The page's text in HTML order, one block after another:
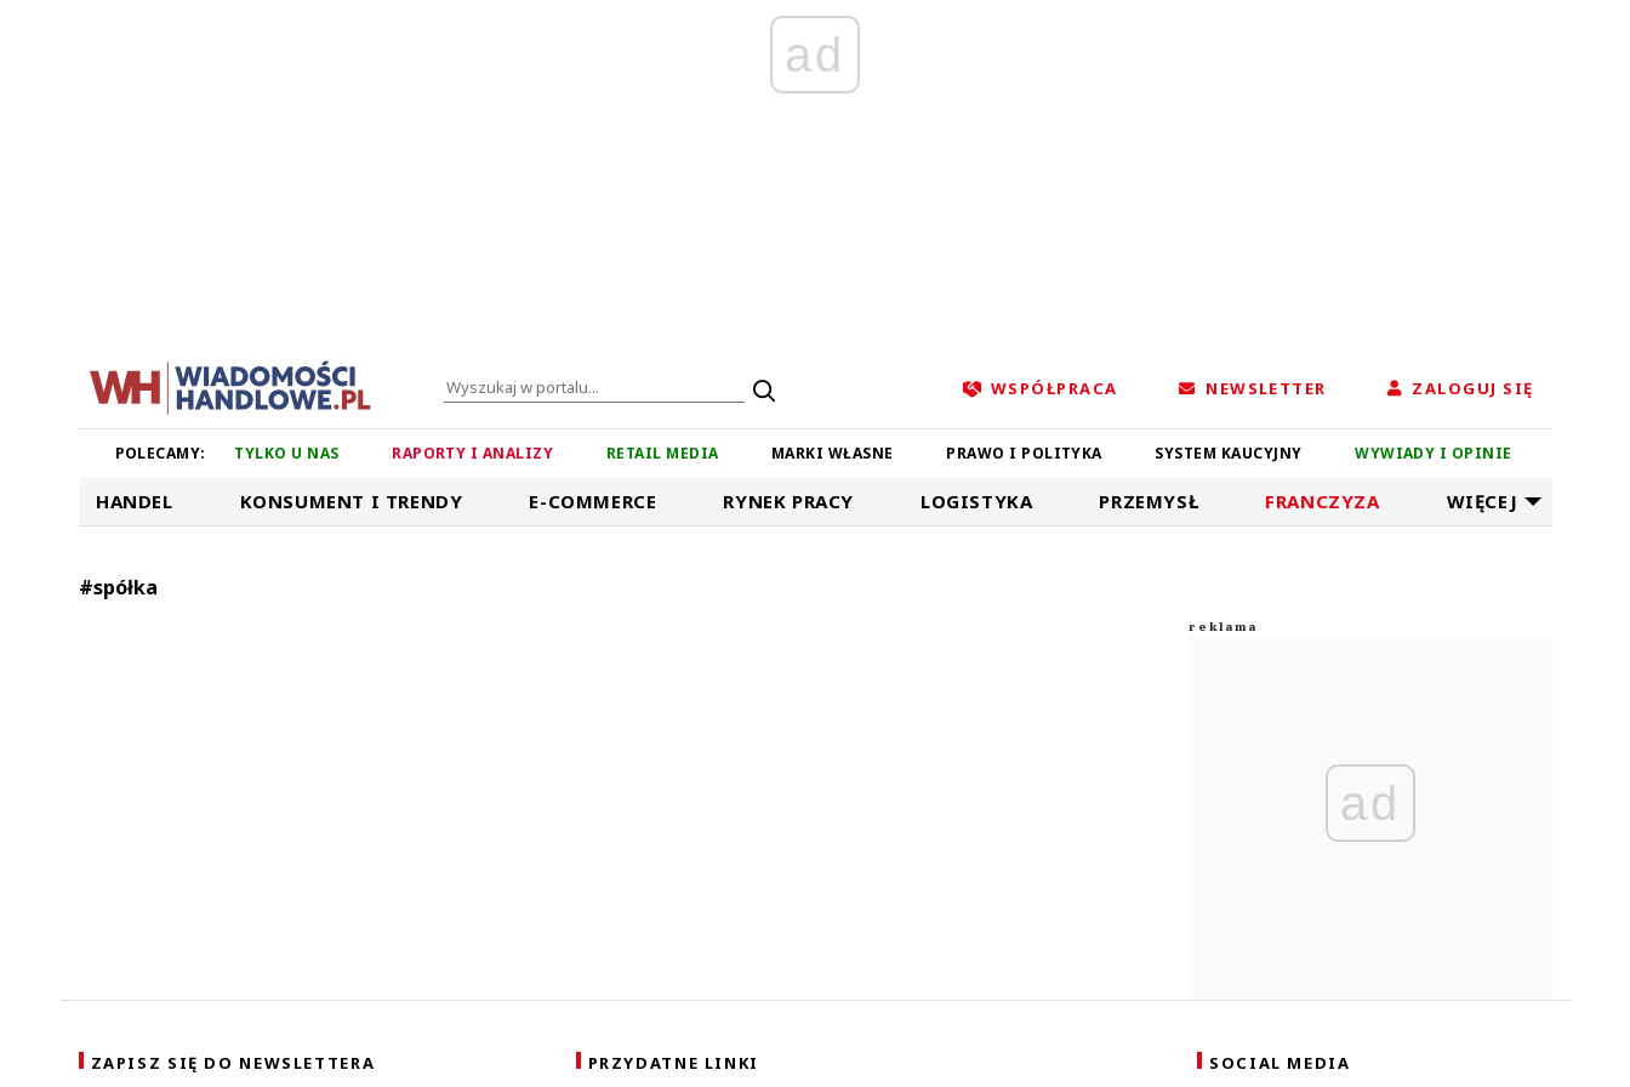
ad
WSPÓŁPRACA NEWSLETTER ZALOGUJ SIĘ
POLECAMY: TYLKO U NAS RAPORTY I ANALIZY RETAIL MEDIA MARKI WŁASNE PRAWO I POLITYKA SYSTEM KAUCYJNY WYWIADY I OPINIE
HANDEL KONSUMENT I TRENDY E-COMMERCE RYNEK PRACY LOGISTYKA PRZEMYSŁ FRANCZYZA WIĘCEJ
#spółka
ad
ZAPISZ SIĘ DO NEWSLETTERA PRZYDATNE LINKI SOCIAL MEDIA